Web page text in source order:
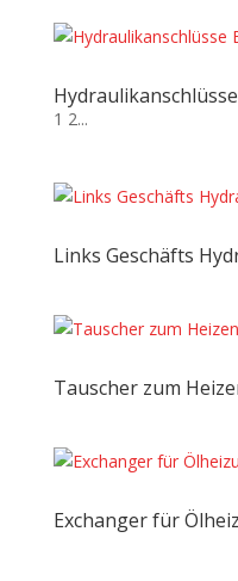
1 2...
Links Geschäfts
Tauscher zum
Exchanger für